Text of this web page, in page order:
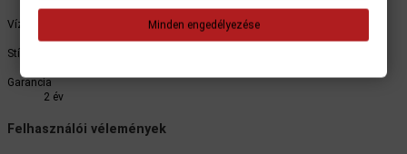
óra
Vízálló
50 m (5 atm)
Stílus
Garancia
2 év
Felhasználói vélemények
Minden engedélyezése